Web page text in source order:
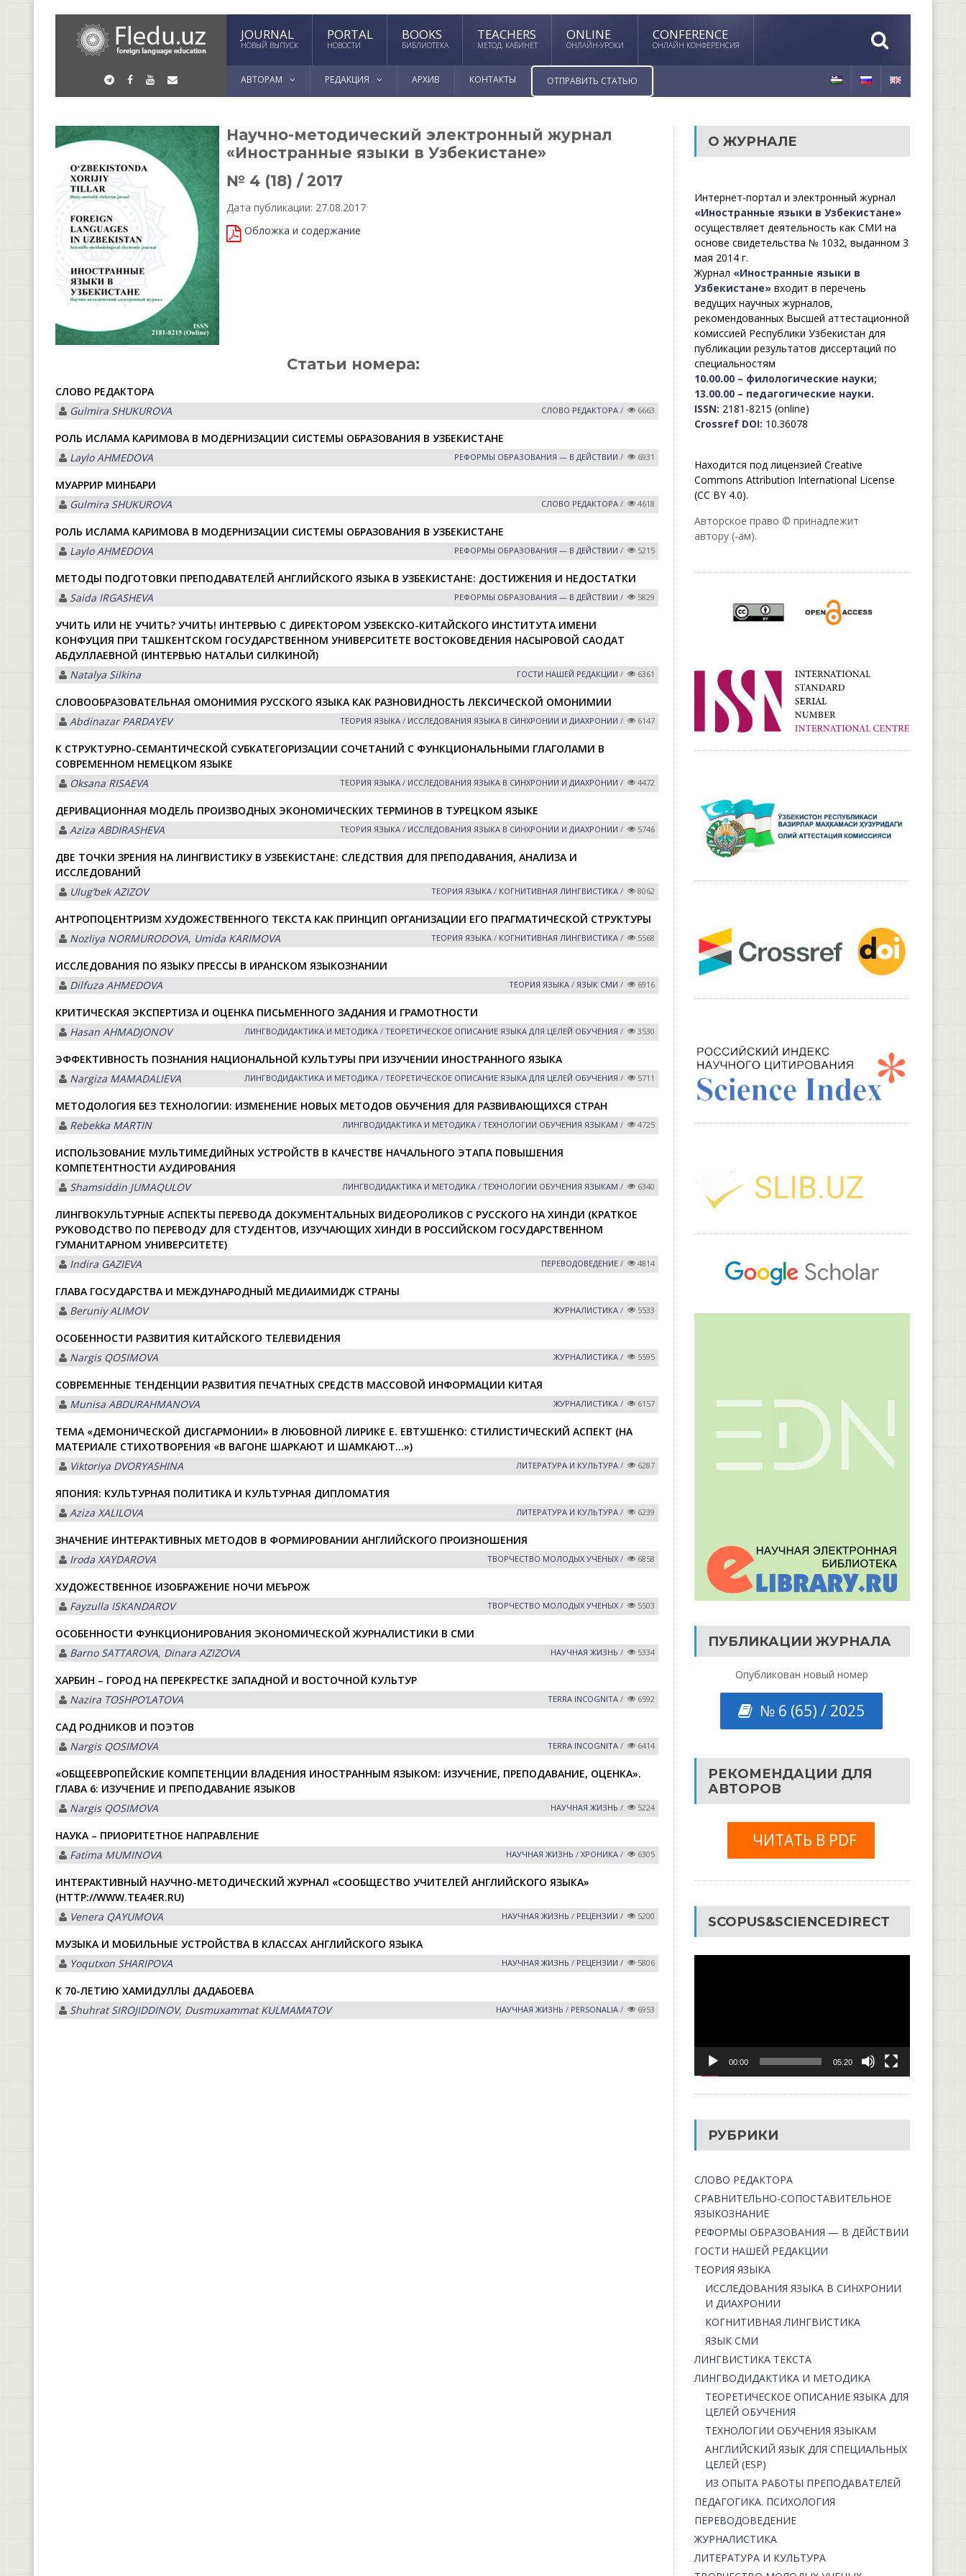
JOURNAL
НОВЫЙ ВЫПУСК
PORTAL
НОВОСТИ
BOOKS
БИБЛИОТЕКА
TEACHERS
МЕТОД. КАБИНЕТ
ONLINE
ОНЛАЙН-УРОКИ
CONFERENCE
ОНЛАЙН КОНФЕРЕНСИЯ
АВТОРАМ РЕДАКЦИЯ АРХИВ КОНТАКТЫ ОТПРАВИТЬ СТАТЬЮ
Научно-методический электронный журнал
«Иностранные языки в Узбекистане»
№ 4 (18) / 2017
Дата публикации: 27.08.2017
Обложка и содержание
Статьи номера:
СЛОВО РЕДАКТОРА
Gulmira SHUKUROVА
СЛОВО РЕДАКТОРА / 6663
РОЛЬ ИСЛАМА КАРИМОВА В МОДЕРНИЗАЦИИ СИСТЕМЫ ОБРАЗОВАНИЯ В УЗБЕКИСТАНЕ
Laylo АHMEDOVА
РЕФОРМЫ ОБРАЗОВАНИЯ — В ДЕЙСТВИИ / 6931
МУҲАРРИР МИНБАРИ
Gulmira SHUKUROVА
СЛОВО РЕДАКТОРА / 4618
РОЛЬ ИСЛАМА КАРИМОВА В МОДЕРНИЗАЦИИ СИСТЕМЫ ОБРАЗОВАНИЯ В УЗБЕКИСТАНЕ
Laylo АHMEDOVА
РЕФОРМЫ ОБРАЗОВАНИЯ — В ДЕЙСТВИИ / 5215
МЕТОДЫ ПОДГОТОВКИ ПРЕПОДАВАТЕЛЕЙ АНГЛИЙСКОГО ЯЗЫКА В УЗБЕКИСТАНЕ: ДОСТИЖЕНИЯ И НЕДОСТАТКИ
Saida IRGАSHEVА
РЕФОРМЫ ОБРАЗОВАНИЯ — В ДЕЙСТВИИ / 5829
УЧИТЬ ИЛИ НЕ УЧИТЬ? УЧИТЬ! ИНТЕРВЬЮ С ДИРЕКТОРОМ УЗБЕКСКО-КИТАЙСКОГО ИНСТИТУТА ИМЕНИ
КОНФУЦИЯ ПРИ ТАШКЕНТСКОМ ГОСУДАРСТВЕННОМ УНИВЕРСИТЕТЕ ВОСТОКОВЕДЕНИЯ НАСЫРОВОЙ САОДАТ
АБДУЛЛАЕВНОЙ (ИНТЕРВЬЮ НАТАЛЬИ СИЛКИНОЙ)
Natalya Silkina
ГОСТИ НАШЕЙ РЕДАКЦИИ / 6361
СЛОВООБРАЗОВАТЕЛЬНАЯ ОМОНИМИЯ РУССКОГО ЯЗЫКА КАК РАЗНОВИДНОСТЬ ЛЕКСИЧЕСКОЙ ОМОНИМИИ
Abdinazar PARDAYEV
ТЕОРИЯ ЯЗЫКА / ИССЛЕДОВАНИЯ ЯЗЫКА В СИНХРОНИИ И ДИАХРОНИИ / 6147
К СТРУКТУРНО-СЕМАНТИЧЕСКОЙ СУБКАТЕГОРИЗАЦИИ СОЧЕТАНИЙ С ФУНКЦИОНАЛЬНЫМИ ГЛАГОЛАМИ В
СОВРЕМЕННОМ НЕМЕЦКОМ ЯЗЫКЕ
Oksana RISАEVА
ТЕОРИЯ ЯЗЫКА / ИССЛЕДОВАНИЯ ЯЗЫКА В СИНХРОНИИ И ДИАХРОНИИ / 4472
ДЕРИВАЦИОННАЯ МОДЕЛЬ ПРОИЗВОДНЫХ ЭКОНОМИЧЕСКИХ ТЕРМИНОВ В ТУРЕЦКОМ ЯЗЫКЕ
Aziza ABDIRASHEVA
ТЕОРИЯ ЯЗЫКА / ИССЛЕДОВАНИЯ ЯЗЫКА В СИНХРОНИИ И ДИАХРОНИИ / 5746
ДВЕ ТОЧКИ ЗРЕНИЯ НА ЛИНГВИСТИКУ В УЗБЕКИСТАНЕ: СЛЕДСТВИЯ ДЛЯ ПРЕПОДАВАНИЯ, АНАЛИЗА И
ИССЛЕДОВАНИЙ
Ulugʼbek АZIZOV
ТЕОРИЯ ЯЗЫКА / КОГНИТИВНАЯ ЛИНГВИСТИКА / 8062
АНТРОПОЦЕНТРИЗМ ХУДОЖЕСТВЕННОГО ТЕКСТА КАК ПРИНЦИП ОРГАНИЗАЦИИ ЕГО ПРАГМАТИЧЕСКОЙ СТРУКТУРЫ
Nozliya NORMURODOVА, Umida KАRIMOVА ТЕОРИЯ ЯЗЫКА / КОГНИТИВНАЯ ЛИНГВИСТИКА / 5568
ИССЛЕДОВАНИЯ ПО ЯЗЫКУ ПРЕССЫ В ИРАНСКОМ ЯЗЫКОЗНАНИИ
Dilfuza АHMEDOVА
ТЕОРИЯ ЯЗЫКА /ЯЗЫК СМИ / 6916
КРИТИЧЕСКАЯ ЭКСПЕРТИЗА И ОЦЕНКА ПИСЬМЕННОГО ЗАДАНИЯ И ГРАМОТНОСТИ
Hasan АHMАDJONOV
ЛИНГВОДИДАКТИКА И МЕТОДИКА /ТЕОРЕТИЧЕСКОЕ ОПИСАНИЕ ЯЗЫКА ДЛЯ ЦЕЛЕЙ ОБУЧЕНИЯ / 3530
ЭФФЕКТИВНОСТЬ ПОЗНАНИЯ НАЦИОНАЛЬНОЙ КУЛЬТУРЫ ПРИ ИЗУЧЕНИИ ИНОСТРАННОГО ЯЗЫКА
Nargiza MАMАDАLIEVА
ЛИНГВОДИДАКТИКА И МЕТОДИКА /ТЕОРЕТИЧЕСКОЕ ОПИСАНИЕ ЯЗЫКА ДЛЯ ЦЕЛЕЙ ОБУЧЕНИЯ / 5711
МЕТОДОЛОГИЯ БЕЗ ТЕХНОЛОГИИ: ИЗМЕНЕНИЕ НОВЫХ МЕТОДОВ ОБУЧЕНИЯ ДЛЯ РАЗВИВАЮЩИХСЯ СТРАН
Rebekka MАRTIN
ЛИНГВОДИДАКТИКА И МЕТОДИКА /ТЕХНОЛОГИИ ОБУЧЕНИЯ ЯЗЫКАМ / 4725
ИСПОЛЬЗОВАНИЕ МУЛЬТИМЕДИЙНЫХ УСТРОЙСТВ В КАЧЕСТВЕ НАЧАЛЬНОГО ЭТАПА ПОВЫШЕНИЯ
КОМПЕТЕНТНОСТИ АУДИРОВАНИЯ
Shamsiddin JUMАQULOV
ЛИНГВОДИДАКТИКА И МЕТОДИКА /ТЕХНОЛОГИИ ОБУЧЕНИЯ ЯЗЫКАМ / 6340
ЛИНГВОКУЛЬТУРНЫЕ АСПЕКТЫ ПЕРЕВОДА ДОКУМЕНТАЛЬНЫХ ВИДЕОРОЛИКОВ С РУССКОГО НА ХИНДИ (КРАТКОЕ
РУКОВОДСТВО ПО ПЕРЕВОДУ ДЛЯ СТУДЕНТОВ, ИЗУЧАЮЩИХ ХИНДИ В РОССИЙСКОМ ГОСУДАРСТВЕННОМ
ГУМАНИТАРНОМ УНИВЕРСИТЕТЕ)
Indira GАZIEVА
ПЕРЕВОДОВЕДЕНИЕ / 4814
ГЛАВА ГОСУДАРСТВА И МЕЖДУНАРОДНЫЙ МЕДИАИМИДЖ СТРАНЫ
Beruniy ALIMOV
ЖУРНАЛИСТИКА / 5533
ОСОБЕННОСТИ РАЗВИТИЯ КИТАЙСКОГО ТЕЛЕВИДЕНИЯ
Nargis QOSIMOVА
ЖУРНАЛИСТИКА / 5595
СОВРЕМЕННЫЕ ТЕНДЕНЦИИ РАЗВИТИЯ ПЕЧАТНЫХ СРЕДСТВ МАССОВОЙ ИНФОРМАЦИИ КИТАЯ
Munisa АBDURАHMАNOVА
ЖУРНАЛИСТИКА / 6157
ТЕМА «ДЕМОНИЧЕСКОЙ ДИСГАРМОНИИ» В ЛЮБОВНОЙ ЛИРИКЕ Е. ЕВТУШЕНКО: СТИЛИСТИЧЕСКИЙ АСПЕКТ (НА
МАТЕРИАЛЕ СТИХОТВОРЕНИЯ «В ВАГОНЕ ШАРКАЮТ И ШАМКАЮТ…»)
Viktoriya DVORYASHINА
ЛИТЕРАТУРА И КУЛЬТУРА / 6287
ЯПОНИЯ: КУЛЬТУРНАЯ ПОЛИТИКА И КУЛЬТУРНАЯ ДИПЛОМАТИЯ
Aziza XALILOVA
ЛИТЕРАТУРА И КУЛЬТУРА / 6239
ЗНАЧЕНИЕ ИНТЕРАКТИВНЫХ МЕТОДОВ В ФОРМИРОВАНИИ АНГЛИЙСКОГО ПРОИЗНОШЕНИЯ
Iroda XАYDАROVА
ТВОРЧЕСТВО МОЛОДЫХ УЧЕНЫХ / 6858
ХУДОЖЕСТВЕННОЕ ИЗОБРАЖЕНИЕ НОЧИ МЕЪРОЖ
Fayzulla ISKАNDАROV
ТВОРЧЕСТВО МОЛОДЫХ УЧЕНЫХ / 5503
ОСОБЕННОСТИ ФУНКЦИОНИРОВАНИЯ ЭКОНОМИЧЕСКОЙ ЖУРНАЛИСТИКИ В СМИ
Barno SATTAROVA, Dinara АZIZOVА НАУЧНАЯ ЖИЗНЬ / 5334
ХАРБИН – ГОРОД НА ПЕРЕКРЕСТКЕ ЗАПАДНОЙ И ВОСТОЧНОЙ КУЛЬТУР
Nazira TOSHPOʼLАTOVА
TERRA INCOGNITA / 6592
САД РОДНИКОВ И ПОЭТОВ
Nargis QOSIMOVА
TERRA INCOGNITA / 6414
«ОБЩЕЕВРОПЕЙСКИЕ КОМПЕТЕНЦИИ ВЛАДЕНИЯ ИНОСТРАННЫМ ЯЗЫКОМ: ИЗУЧЕНИЕ, ПРЕПОДАВАНИЕ, ОЦЕНКА».
ГЛАВА 6: ИЗУЧЕНИЕ И ПРЕПОДАВАНИЕ ЯЗЫКОВ
Nargis QOSIMOVА
НАУЧНАЯ ЖИЗНЬ / 5224
НАУКА – ПРИОРИТЕТНОЕ НАПРАВЛЕНИЕ
Fatima MUMINOVА
НАУЧНАЯ ЖИЗНЬ /ХРОНИКА / 6305
ИНТЕРАКТИВНЫЙ НАУЧНО-МЕТОДИЧЕСКИЙ ЖУРНАЛ «СООБЩЕСТВО УЧИТЕЛЕЙ АНГЛИЙСКОГО ЯЗЫКА»
(HTTP://WWW.TEA4ER.RU)
Venera QАYUMOVА
НАУЧНАЯ ЖИЗНЬ / РЕЦЕНЗИИ / 5200
МУЗЫКА И МОБИЛЬНЫЕ УСТРОЙСТВА В КЛАССАХ АНГЛИЙСКОГО ЯЗЫКА
Yoqutxon SHАRIPOVА
НАУЧНАЯ ЖИЗНЬ / РЕЦЕНЗИИ / 5806
К 70-ЛЕТИЮ ХАМИДУЛЛЫ ДАДАБОЕВА
Shuhrat SIROJIDDINOV, Dusmuxammat KULMАMАTOV НАУЧНАЯ ЖИЗНЬ / PERSONALIA / 6953
О ЖУРНАЛЕ
Интернет-портал и электронный журнал
«Иностранные языки в Узбекистане»
осуществляет деятельность как СМИ на
основе свидетельства № 1032, выданном 3
мая 2014 г.
Журнал «Иностранные языки в
Узбекистане»входит в перечень
ведущих научных журналов,
рекомендованных Высшей аттестационной
комиссией Республики Узбекистан для
публикации результатов диссертаций по
специальностям
10.00.00 – филологические науки;
13.00.00 – педагогические науки.
ISSN: 2181-8215 (online)
Crossref DOI: 10.36078
Находится под лицензией Creative
Commons Attribution International License
(CC BY 4.0).
Авторское право © принадлежит
автору (-ам).
ПУБЛИКАЦИИ ЖУРНАЛА
Опубликован новый номер
№ 6 (65) / 2025
РЕКОМЕНДАЦИИ ДЛЯ
АВТОРОВ
ЧИТАТЬ В PDF
SCOPUS&SCIENCEDIRECT
00:00 05:20
РУБРИКИ
СЛОВО РЕДАКТОРА
СРАВНИТЕЛЬНО-СОПОСТАВИТЕЛЬНОЕ
ЯЗЫКОЗНАНИЕ
РЕФОРМЫ ОБРАЗОВАНИЯ — В ДЕЙСТВИИ
ГОСТИ НАШЕЙ РЕДАКЦИИ
ТЕОРИЯ ЯЗЫКА
ИССЛЕДОВАНИЯ ЯЗЫКА В СИНХРОНИИ
И ДИАХРОНИИ
КОГНИТИВНАЯ ЛИНГВИСТИКА
ЯЗЫК СМИ
ЛИНГВИСТИКА ТЕКСТА
ЛИНГВОДИДАКТИКА И МЕТОДИКА
ТЕОРЕТИЧЕСКОЕ ОПИСАНИЕ ЯЗЫКА ДЛЯ
ЦЕЛЕЙ ОБУЧЕНИЯ
ТЕХНОЛОГИИ ОБУЧЕНИЯ ЯЗЫКАМ
АНГЛИЙСКИЙ ЯЗЫК ДЛЯ СПЕЦИАЛЬНЫХ
ЦЕЛЕЙ (ESP)
ИЗ ОПЫТА РАБОТЫ ПРЕПОДАВАТЕЛЕЙ
ПЕДАГОГИКА. ПСИХОЛОГИЯ
ПЕРЕВОДОВЕДЕНИЕ
ЖУРНАЛИСТИКА
ЛИТЕРАТУРА И КУЛЬТУРА